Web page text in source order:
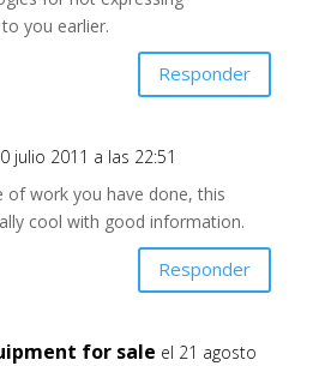
you earlier.
Responder
julio 2011 a las 22:51
of work you have done, this
cool with good information.
Responder
for sale el 21 agosto